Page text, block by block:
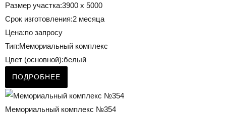
Размер участка:3900 х 5000
Срок изготовления:2 месяца
Цена:по запросу
Тип:Мемориальный комплекс
Цвет (основной):белый
ПОДРОБНЕЕ
Мемориальный комплекс №354